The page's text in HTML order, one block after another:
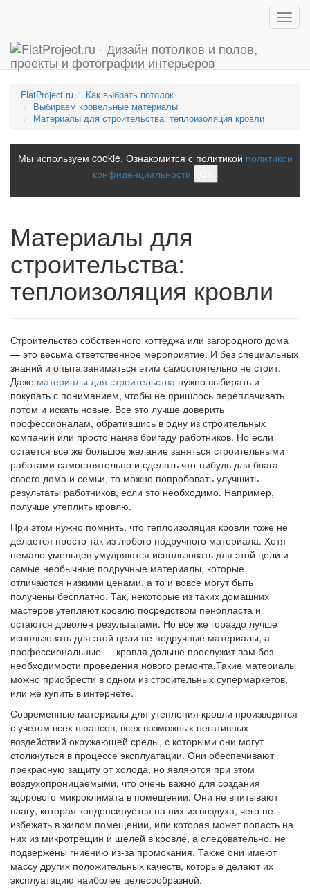
FlatProject.ru
Как выбрать потолок
Выбираем кровельные материалы
Материалы для строительства: теплоизоляция кровли
Мы используем cookie. Ознакомится с политикой политикой
конфиденциальности
Материалы для
строительства:
теплоизоляция кровли
Строительство собственного коттеджа или загородного дома
— это весьма ответственное мероприятие. И без специальных
знаний и опыта заниматься этим самостоятельно не стоит.
Даже материалы для строительства нужно выбирать и
покупать с пониманием, чтобы не пришлось переплачивать
потом и искать новые. Все это лучше доверить
профессионалам, обратившись в одну из строительных
компаний или просто наняв бригаду работников. Но если
остается все же большое желание заняться строительными
работами самостоятельно и сделать что-нибудь для блага
своего дома и семьи, то можно попробовать улучшить
результаты работников, если это необходимо. Например,
получше утеплить кровлю.
При этом нужно помнить, что теплоизоляция кровли тоже не
делается просто так из любого подручного материала. Хотя
немало умельцев умудряются использовать для этой цели и
самые необычные подручные материалы, которые
отличаются низкими ценами, а то и вовсе могут быть
получены бесплатно. Так, некоторые из таких домашних
мастеров утепляют кровлю посредством пенопласта и
остаются доволен результатами. Но все же гораздо лучше
использовать для этой цели не подручные материалы, а
профессиональные — кровля дольше прослужит вам без
необходимости проведения нового ремонта.Такие материалы
можно приобрести в одном из строительных супермаркетов,
или же купить в интернете.
Современные материалы для утепления кровли производятся
с учетом всех нюансов, всех возможных негативных
воздействий окружающей среды, с которыми они могут
столкнуться в процессе эксплуатации. Они обеспечивают
прекрасную защиту от холода, но являются при этом
воздухопроницаемыми, что очень важно для создания
здорового микроклимата в помещении. Они не впитывают
влагу, которая конденсируется на них из воздуха, чего не
избежать в жилом помещении, или которая может попасть на
них из микротрещин и щелей в кровле, а следовательно, не
подвержены гниению из-за промокания. Также они имеют
массу других положительных качеств, которые делают их
эксплуатацию наиболее целесообразной.